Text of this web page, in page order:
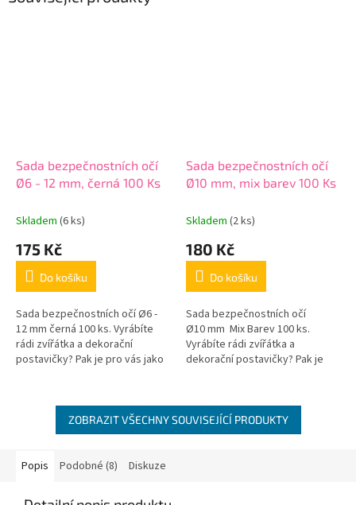
Sada bezpečnostních očí
Ø6 - 12 mm, černá 100 Ks
Skladem (6 ks)
175 Kč
Do košíku
Sada bezpečnostních očí Ø6 -
12 mm černá 100 ks. Vyrábíte
rádi zvířátka a dekorační
postavičky? Pak je pro vás jako
Sada bezpečnostních očí
Ø10 mm, mix barev 100 Ks
Skladem (2 ks)
180 Kč
Do košíku
Sada bezpečnostních očí
Ø10 mm Mix Barev 100 ks.
Vyrábíte rádi zvířátka a
dekorační postavičky? Pak je
ZOBRAZIT VŠECHNY SOUVISEJÍCÍ PRODUKTY
Popis Podobné (8) Diskuze